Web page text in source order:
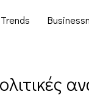
Trends